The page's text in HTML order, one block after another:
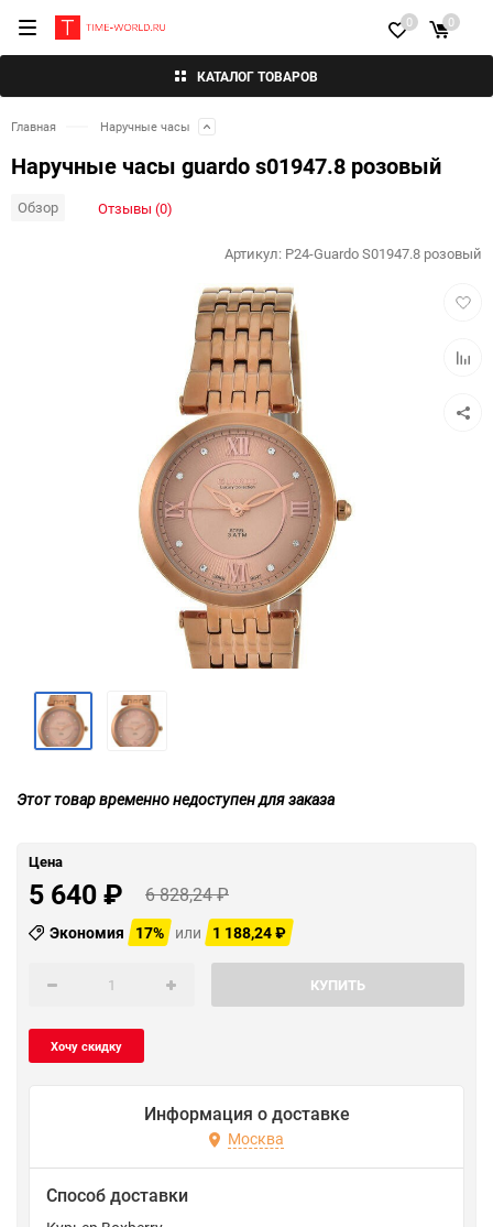
КАТАЛОГ ТОВАРОВ
0 0
Главная Наручные часы
Наручные часы guardo s01947.8 розовый
Обзор Отзывы (0)
Артикул: P24-Guardo S01947.8 розовый
Этот товар временно недоступен для заказа
Цена
5 640₽ 6 828,24₽
Экономия 17% или 1 188,24₽
КУПИТЬ
Информация о доставке
Москва
Способ доставки